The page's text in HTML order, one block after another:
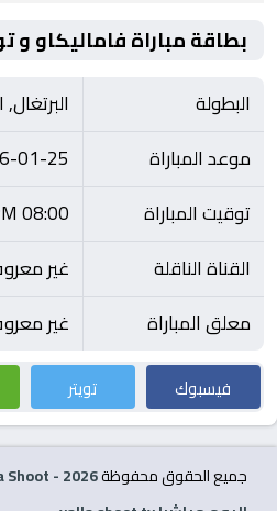
بطاقة مباراة فاماليكاو و
البطولة
موعد المباراة
01-25
توقيت المباراة
08:00 PM بتوقيت مصر
القناة الناقلة
غير
معلق المباراة
غير
فيسبوك تويتر
جميع الحقوق محفوظة2026